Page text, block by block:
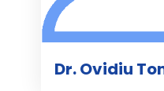
Dr. Ovidiu